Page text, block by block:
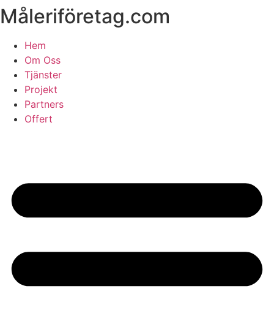
Skip
to
content
Måleriföretag.com
Hem
Om Oss
Tjänster
Projekt
Partners
Offert